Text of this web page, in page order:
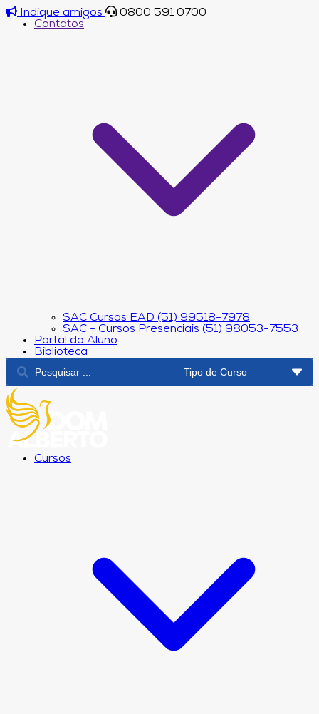
Indique amigos
0800 591 0700
Contatos
SAC Cursos EAD (51) 99518-7978
SAC - Cursos Presenciais (51) 98053-7553
Portal do Aluno
Biblioteca
Cursos